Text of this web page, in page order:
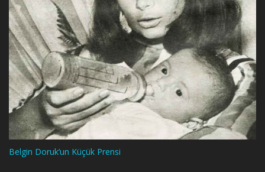
Belgin Doruk’un Küçük Prensi